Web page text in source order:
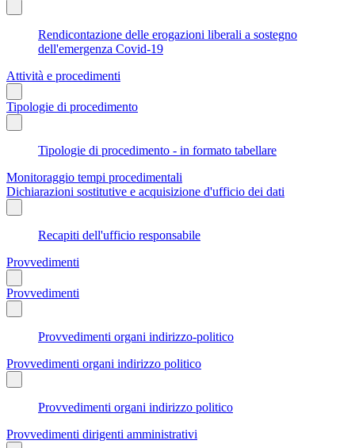
Rendicontazione delle erogazioni liberali a sostegno
dell'emergenza Covid-19
Attività e procedimenti
Tipologie di procedimento
Tipologie di procedimento - in formato tabellare
Monitoraggio tempi procedimentali
Dichiarazioni sostitutive e acquisizione d'ufficio dei dati
Recapiti dell'ufficio responsabile
Provvedimenti
Provvedimenti
Provvedimenti organi indirizzo-politico
Provvedimenti organi indirizzo politico
Provvedimenti organi indirizzo politico
Provvedimenti dirigenti amministrativi